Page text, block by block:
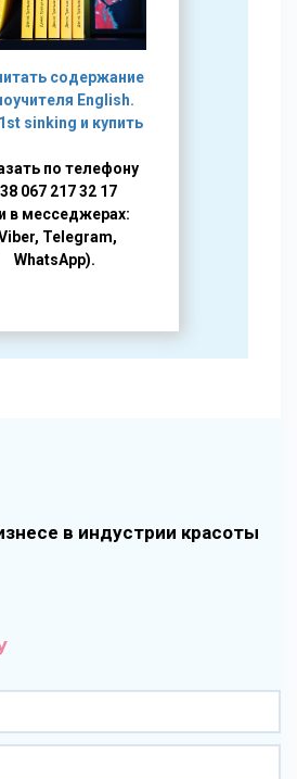
содержание
English.
sinking и купить
по телефону
067 217 32 17
в месседжерах:
Telegram,
WhatsApp).
в индустрии красоты